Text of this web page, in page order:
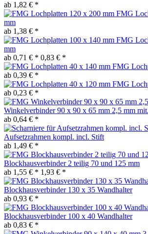
ab 1,82 € *
FMG
mm
ab 1,38 € *
FMG
mm
ab 0,71 € * 0,83 € *
FMG
ab 0,39 € *
FMG
ab 0,23 € *
Winkelverbinder 90 x 90 x 65 mm 2,5 mm
ab 0,64 € *
Aufsetzrahmen kompl. incl. Stift
ab 1,49 € *
Blockhausverbinder 2 teilig 70 und 125 mm
ab 1,55 € * 1,93 € *
Blockhausverbinder 130 x 35 Wandhalter
ab 0,93 € *
Blockhausverbinder 100 x 40 Wandhalter
ab 0,83 € *